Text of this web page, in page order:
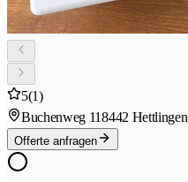
5(1)
Buchenweg 118442 Hettlingen
Offerte anfragen